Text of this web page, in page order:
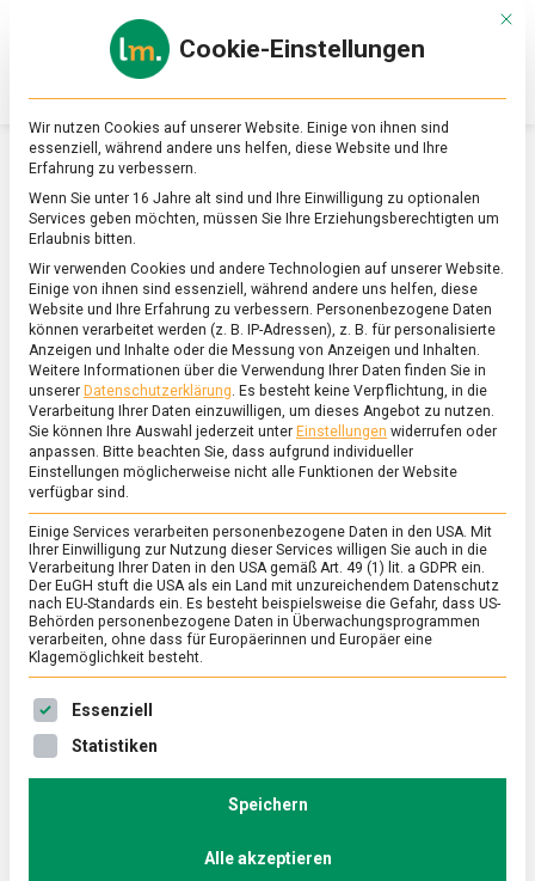
Online-
Magazin
zu
&
Ernährung
SCHLAGWORT:GESINE SCHWAN
POLITIK/TV
Politikverdrossenheit und Extremismus
– Gesine Schwan und Thomas Heilmann
im Küchenkabinett
19. September 2023
In der aktuellen Folge des „Küchenkabinetts“
diskutiert Christoph Minhoff mit Gesine Schwan, der
dem CDU-Bundestagsabgeordneten Thomas
Mit
Cookie-Einstellungen
Wir nutzen Cookies auf unserer Website. Einige von ihnen sind
essenziell, während andere uns helfen, diese Website und Ihre
Erfahrung zu verbessern.
Wenn Sie unter 16 Jahre alt sind und Ihre Einwilligung zu optionalen
Services geben möchten, müssen Sie Ihre Erziehungsberechtigten um
Erlaubnis bitten.
Wir verwenden Cookies und andere Technologien auf unserer Website.
Einige von ihnen sind essenziell, während andere uns helfen, diese
Website und Ihre Erfahrung zu verbessern. Personenbezogene Daten
können verarbeitet werden (z. B. IP-Adressen), z. B. für personalisierte
Anzeigen und Inhalte oder die Messung von Anzeigen und Inhalten.
Weitere Informationen über die Verwendung Ihrer Daten finden Sie in
unserer Datenschutzerklärung. Es besteht keine Verpflichtung, in die
Verarbeitung Ihrer Daten einzuwilligen, um dieses Angebot zu nutzen.
Sie können Ihre Auswahl jederzeit unter Einstellungen widerrufen oder
anpassen. Bitte beachten Sie, dass aufgrund individueller
Einstellungen möglicherweise nicht alle Funktionen der Website
verfügbar sind.
Einige Services verarbeiten personenbezogene Daten in den USA. Mit
Ihrer Einwilligung zur Nutzung dieser Services willigen Sie auch in die
Verarbeitung Ihrer Daten in den USA gemäß Art. 49 (1) lit. a GDPR ein.
Der EuGH stuft die USA als ein Land mit unzureichendem Datenschutz
nach EU-Standards ein. Es besteht beispielsweise die Gefahr, dass US-
Behörden personenbezogene Daten in Überwachungsprogrammen
verarbeiten, ohne dass für Europäerinnen und Europäer eine
Klagemöglichkeit besteht.
Es folgt eine Liste der Service-Gruppen, für die eine
Essenziell
Statistiken
Speichern
Alle akzeptieren